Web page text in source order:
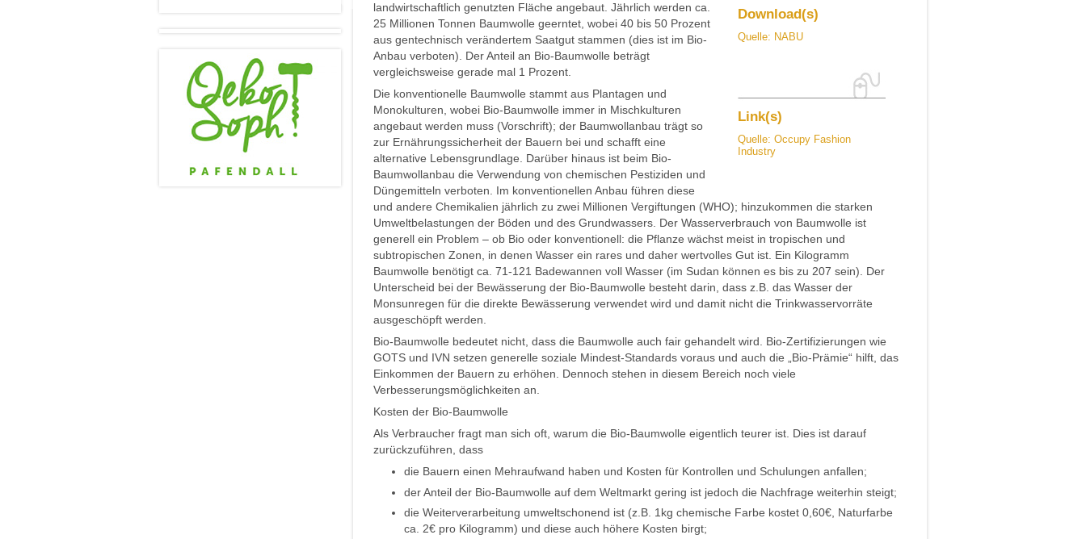
Download(s)
Quelle: NABU
Link(s)
Quelle: Occupy Fashion
Industry
landwirtschaftlich genutzten Fläche angebaut. Jährlich werden ca.
25 Millionen Tonnen Baumwolle geerntet, wobei 40 bis 50 Prozent
aus gentechnisch verändertem Saatgut stammen (dies ist im Bio-
Anbau verboten). Der Anteil an Bio-Baumwolle beträgt
vergleichsweise gerade mal 1 Prozent.
Die konventionelle Baumwolle stammt aus Plantagen und
Monokulturen, wobei Bio-Baumwolle immer in Mischkulturen
angebaut werden muss (Vorschrift); der Baumwollanbau trägt so
zur Ernährungssicherheit der Bauern bei und schafft eine
alternative Lebensgrundlage. Darüber hinaus ist beim Bio-
Baumwollanbau die Verwendung von chemischen Pestiziden und
Düngemitteln verboten. Im konventionellen Anbau führen diese
und andere Chemikalien jährlich zu zwei Millionen Vergiftungen (WHO); hinzukommen die starken
Umweltbelastungen der Böden und des Grundwassers. Der Wasserverbrauch von Baumwolle ist
generell ein Problem – ob Bio oder konventionell: die Pflanze wächst meist in tropischen und
subtropischen Zonen, in denen Wasser ein rares und daher wertvolles Gut ist. Ein Kilogramm
Baumwolle benötigt ca. 71-121 Badewannen voll Wasser (im Sudan können es bis zu 207 sein). Der
Unterscheid bei der Bewässerung der Bio-Baumwolle besteht darin, dass z.B. das Wasser der
Monsunregen für die direkte Bewässerung verwendet wird und damit nicht die Trinkwasservorräte
ausgeschöpft werden.
Bio-Baumwolle bedeutet nicht, dass die Baumwolle auch fair gehandelt wird. Bio-Zertifizierungen wie
GOTS und IVN setzen generelle soziale Mindest-Standards voraus und auch die „Bio-Prämie“ hilft, das
Einkommen der Bauern zu erhöhen. Dennoch stehen in diesem Bereich noch viele
Verbesserungsmöglichkeiten an.
Kosten der Bio-Baumwolle
Als Verbraucher fragt man sich oft, warum die Bio-Baumwolle eigentlich teurer ist. Dies ist darauf
zurückzuführen, dass
die Bauern einen Mehraufwand haben und Kosten für Kontrollen und Schulungen anfallen;
der Anteil der Bio-Baumwolle auf dem Weltmarkt gering ist jedoch die Nachfrage weiterhin steigt;
die Weiterverarbeitung umweltschonend ist (z.B. 1kg chemische Farbe kostet 0,60€, Naturfarbe
ca. 2€ pro Kilogramm) und diese auch höhere Kosten birgt;